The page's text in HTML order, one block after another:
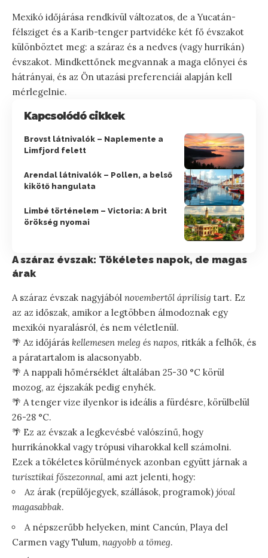
Mexikó időjárása rendkívül változatos, de a Yucatán-
félsziget és a Karib-tenger partvidéke két fő évszakot
különböztet meg: a száraz és a nedves (vagy hurrikán)
évszakot. Mindkettőnek megvannak a maga előnyei és
hátrányai, és az Ön utazási preferenciái alapján kell
mérlegelnie.
Kapcsolódó cikkek
Brovst látnivalók – Naplemente a
Limfjord felett
Arendal látnivalók – Pollen, a belső
kikötő hangulata
Limbé történelem – Victoria: A brit
örökség nyomai
A száraz évszak: Tökéletes napok, de magas
árak
A száraz évszak nagyjából novembertől áprilisig tart. Ez
az az időszak, amikor a legtöbben álmodoznak egy
mexikói nyaralásról, és nem véletlenül.
🌴 Az időjárás kellemesen meleg és napos, ritkák a felhők, és
a páratartalom is alacsonyabb.
🌴 A nappali hőmérséklet általában 25-30 °C körül
mozog, az éjszakák pedig enyhék.
🌴 A tenger vize ilyenkor is ideális a fürdésre, körülbelül
26-28 °C.
🌴 Ez az évszak a legkevésbé valószínű, hogy
hurrikánokkal vagy trópusi viharokkal kell számolni.
Ezek a tökéletes körülmények azonban együtt járnak a
turisztikai főszezonnal, ami azt jelenti, hogy:
Az árak (repülőjegyek, szállások, programok) jóval
magasabbak.
A népszerűbb helyeken, mint Cancún, Playa del
Carmen vagy Tulum, nagyobb a tömeg.